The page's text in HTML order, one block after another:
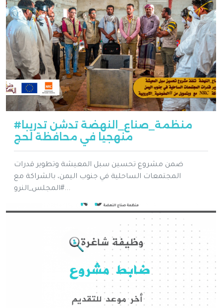
#منظمة_صناع_النهضة تدشن تدريبا
منهجيا في محافظة لحج
ضمن مشروع تحسين سبل المعيشة وتطوير قدرات
المجتمعات الساحلية في جنوب اليمن، بالشراكة مع
#المجلس_النرو...